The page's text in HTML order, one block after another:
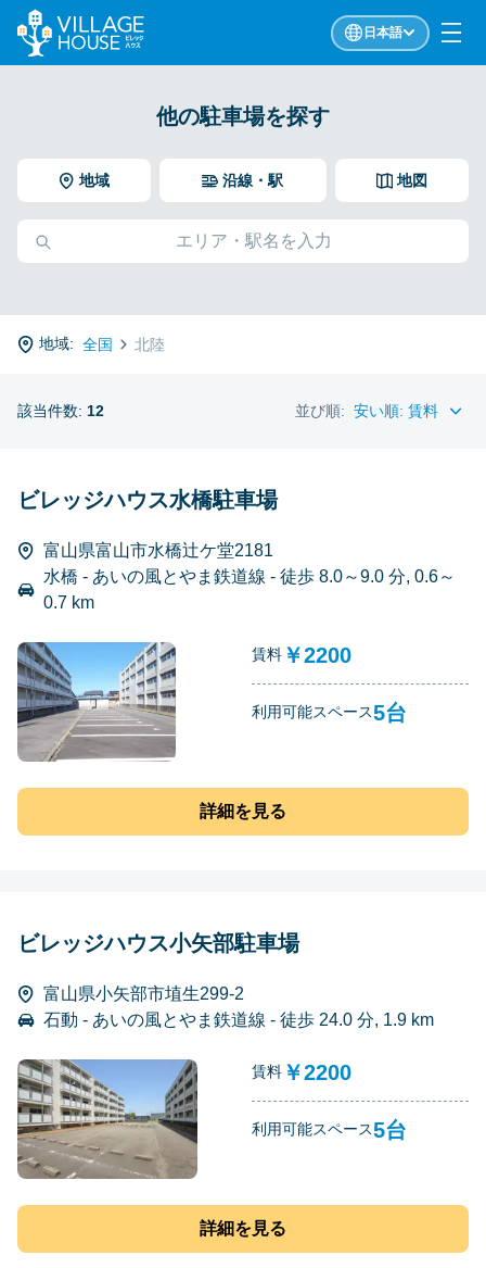
日本語
他の駐車場を探す
地域 地図
沿線・駅
地域: 全国 北陸
該当件数: 12 並び順:
ビレッジハウス水橋駐車場
富山県富山市水橋辻ケ堂2181
水橋 - あいの風とやま鉄道線 - 徒歩 8.0～9.0 分, 0.6～
0.7 km
賃料 ￥2200
利用可能スペース5台
詳細を見る
ビレッジハウス小矢部駐車場
富山県小矢部市埴生299-2
石動 - あいの風とやま鉄道線 - 徒歩 24.0 分, 1.9 km
賃料 ￥2200
利用可能スペース5台
詳細を見る